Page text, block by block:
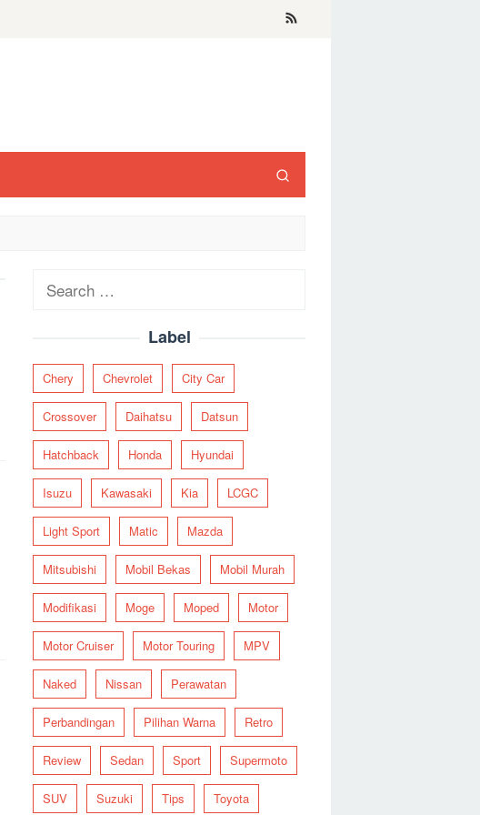
Search
Label
Chery Chevrolet City Car
Crossover Daihatsu Datsun
Hatchback Honda Hyundai
Isuzu Kawasaki Kia LCGC
Light Sport Matic Mazda
Mitsubishi Mobil Bekas Mobil Murah
Modifikasi Moge Moped Motor
Motor Cruiser Motor Touring MPV
Naked Nissan Perawatan
Perbandingan Pilihan Warna Retro
Review Sedan Sport Supermoto
SUV Suzuki Tips Toyota